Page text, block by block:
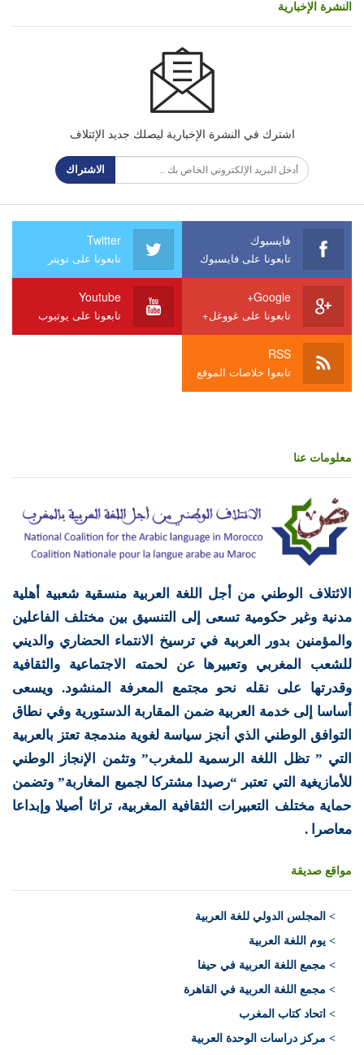
النشرة الإخبارية
اشترك في النشرة الإخبارية ليصلك جديد الإئتلاف
الاشتراك
فايسبوك
تابعونا على فايسبوك
Twitter
تابعونا على تويتر
Google+
تابعونا على غووغل+
Youtube
تابعونا على يوتيوب
RSS
تابعوا خلاصات الموقع
معلومات عنا
الائتلاف الوطني من أجل اللغة العربية منسقية شعبية أهلية
مدنية وغير حكومية تسعى إلى التنسيق بين مختلف الفاعلين
والمؤمنين بدور العربية في ترسيخ الانتماء الحضاري والديني
للشعب المغربي وتعبيرها عن لحمته الاجتماعية والثقافية
وقدرتها على نقله نحو مجتمع المعرفة المنشود. ويسعى
أساسا إلى خدمة العربية ضمن المقاربة الدستورية وفي نطاق
التوافق الوطني الذي أنجز سياسة لغوية مندمجة تعتز بالعربية
التي ” تظل اللغة الرسمية للمغرب” وتثمن الإنجاز الوطني
للأمازيغية التي تعتبر “رصيدا مشتركا لجميع المغاربة” وتضمن
حماية مختلف التعبيرات الثقافية المغربية، تراثا أصيلا وإبداعا
معاصرا .
مواقع صديقة
> المجلس الدولي للغة العربية
> يوم اللغة العربية
> مجمع اللغة العربية في حيفا
> مجمع اللغة العربية في القاهرة
> اتحاد كتاب المغرب
> مركز دراسات الوحدة العربية